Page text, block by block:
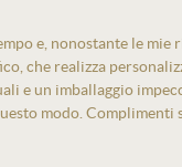
e, nonostante le
che realizza
e un imballaggio
modo. Complimenti